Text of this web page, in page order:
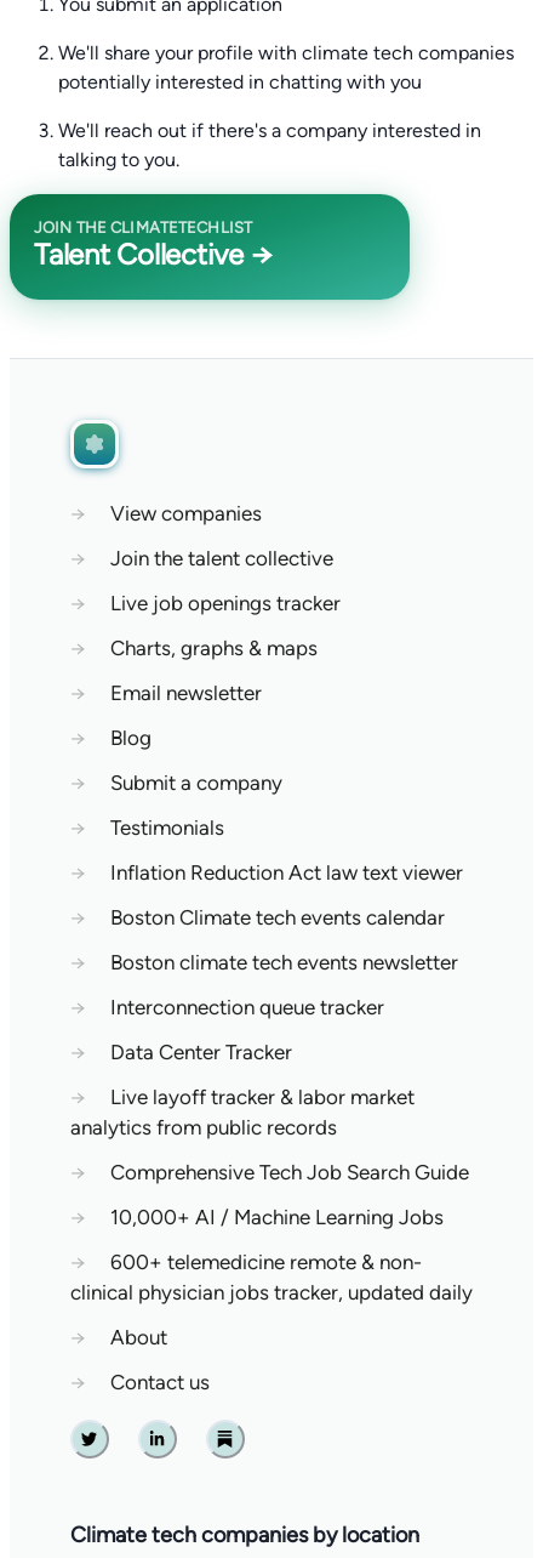
We'll share your profile with climate tech companies
potentially interested in chatting with you
We'll reach out if there's a company interested in
talking to you.
JOIN THE CLIMATETECHLIST
Talent Collective →
→
View companies
→
Join the talent collective
→
Live job openings tracker
→
Charts, graphs & maps
→
Email newsletter
→
Blog
→
Submit a company
→
Testimonials
→
Inflation Reduction Act law text viewer
→
Boston Climate tech events calendar
→
Boston climate tech events newsletter
→
Interconnection queue tracker
→
Data Center Tracker
→
Live layoff tracker & labor market
analytics from public records
→
Comprehensive Tech Job Search Guide
→
10,000+ AI / Machine Learning Jobs
→
600+ telemedicine remote & non-
clinical physician jobs tracker, updated daily
→
About
→
Contact us
Twitter Linkedin Substack
Climate tech companies by location